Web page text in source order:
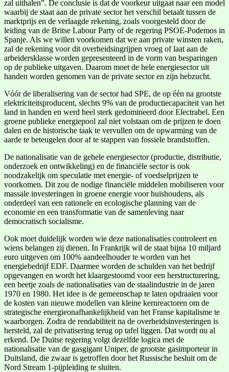
zal uithalen”. De conclusie is dat de voorkeur uitgaat naar een model
waarbij de staat aan de private sector het verschil betaalt tussen de
marktprijs en de verlaagde rekening, zoals voorgesteld door de
leiding van de Britse Labour Party of de regering PSOE-Podemos in
Spanje. Als we willen voorkomen dat we aan private winsten raken,
zal de rekening voor dit overheidsingrijpen vroeg of laat aan de
arbeidersklasse worden gepresenteerd in de vorm van besparingen
op de publieke uitgaven. Daarom moet de hele energiesector uit
handen worden genomen van de private sector en zijn hebzucht.
Vóór de liberalisering van de sector had SPE, de op één na grootste
elektriciteitsproducent, slechts 9% van de productiecapaciteit van het
land in handen en werd heel sterk gedomineerd door Electrabel. Een
groene publieke energiepool zal niet volstaan om de prijzen te doen
dalen en de historische taak te vervullen om de opwarming van de
aarde te beteugelen door af te stappen van fossiele brandstoffen.
De nationalisatie van de gehele energiesector (productie, distributie,
onderzoek en ontwikkeling) en de financiële sector is ook
noodzakelijk om speculatie met energie- of voedselprijzen te
voorkomen. Dit zou de nodige financiële middelen mobiliseren voor
massale investeringen in groene energie voor huishoudens, als
onderdeel van een rationele en ecologische planning van de
economie en een transformatie van de samenleving naar
democratisch socialisme.
Ook moet duidelijk worden wie deze nationalisaties controleert en
wiens belangen zij dienen. In Frankrijk wil de staat bijna 10 miljard
euro uitgeven om 100% aandeelhouder te worden van het
energiebedrijf EDF. Daarmee worden de schulden van het bedrijf
opgevangen en wordt het klaargestoomd voor een herstructurering,
een beetje zoals de nationalisaties van de staalindustrie in de jaren
1970 en 1980. Het idee is de gemeenschap te laten opdraaien voor
de kosten van nieuwe modellen van kleine kernreactoren om de
strategische energieonafhankelijkheid van het Franse kapitalisme te
waarborgen. Zodra de rendabiliteit na de overheidsinvesteringen is
hersteld, zal de privatisering terug op tafel liggen. Dat wordt nu al
erkend. De Duitse regering volgt dezelfde logica met de
nationalisatie van de gasgigant Uniper, de grootste gasimporteur in
Duitsland, die zwaar is getroffen door het Russische besluit om de
Nord Stream 1-pijpleiding te sluiten.